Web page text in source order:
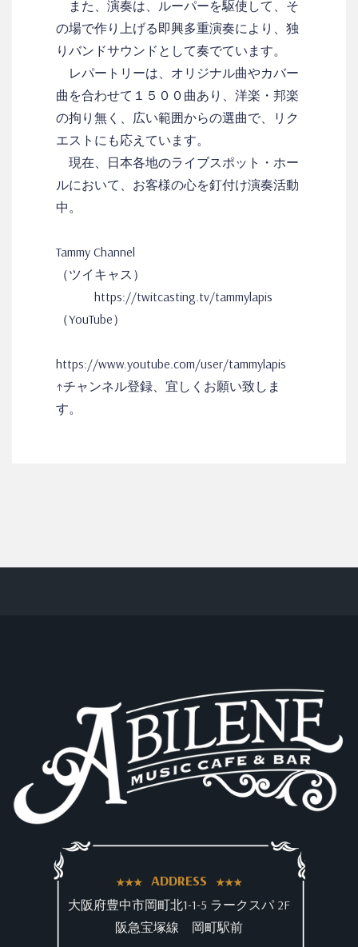
また、演奏は、ルーパーを駆使して、そ
の場で作り上げる即興多重演奏により、独
りバンドサウンドとして奏でています。
レパートリーは、オリジナル曲やカバー
曲を合わせて１５００曲あり、洋楽・邦楽
の拘り無く、広い範囲からの選曲で、リク
エストにも応えています。
現在、日本各地のライブスポット・ホー
ルにおいて、お客様の心を釘付け演奏活動
中。
Tammy Channel
（ツイキャス）
https://twitcasting.tv/tammylapis
（YouTube）
https://www.youtube.com/user/tammylapis
↑チャンネル登録、宜しくお願い致しま
す。
ADDRESS
大阪府豊中市岡町北1-1-5 ラークスパ 2F
阪急宝塚線 岡町駅前